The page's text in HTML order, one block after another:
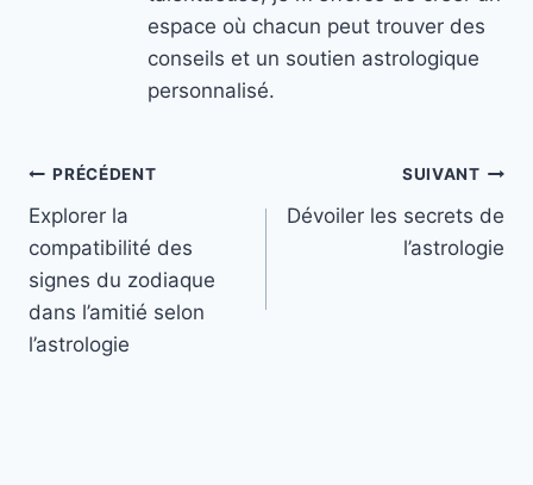
espace où chacun peut trouver des
conseils et un soutien astrologique
personnalisé.
Navigation
de
l’article
PRÉCÉDENT
Explorer la
compatibilité des
signes du zodiaque
dans l’amitié selon
l’astrologie
SUIVANT
Dévoiler les secrets de
l’astrologie